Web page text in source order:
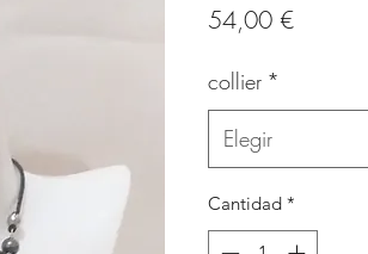
54,00 €Precio
collier *
Elegir
Cantidad *